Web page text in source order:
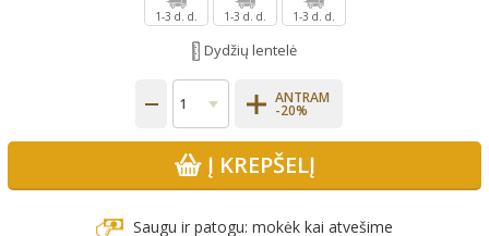
1-3 d. d. 1-3 d. d. 1-3 d. d.
Dydžių lentelė
ANTRAM
-20%
Į KREPŠELĮ
Saugu ir patogu: mokėk kai atvešime